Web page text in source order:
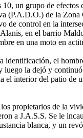
10, un grupo de efectos
(P.A.D.O.) de la Zona
de control en la
en el barrio
en una moto en
identificación, el
luego la dejó y
el interior del patio de
propietarios de la
a J.A.S.S. Se le
blanca, y un